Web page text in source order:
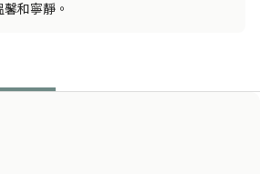
和寧靜。